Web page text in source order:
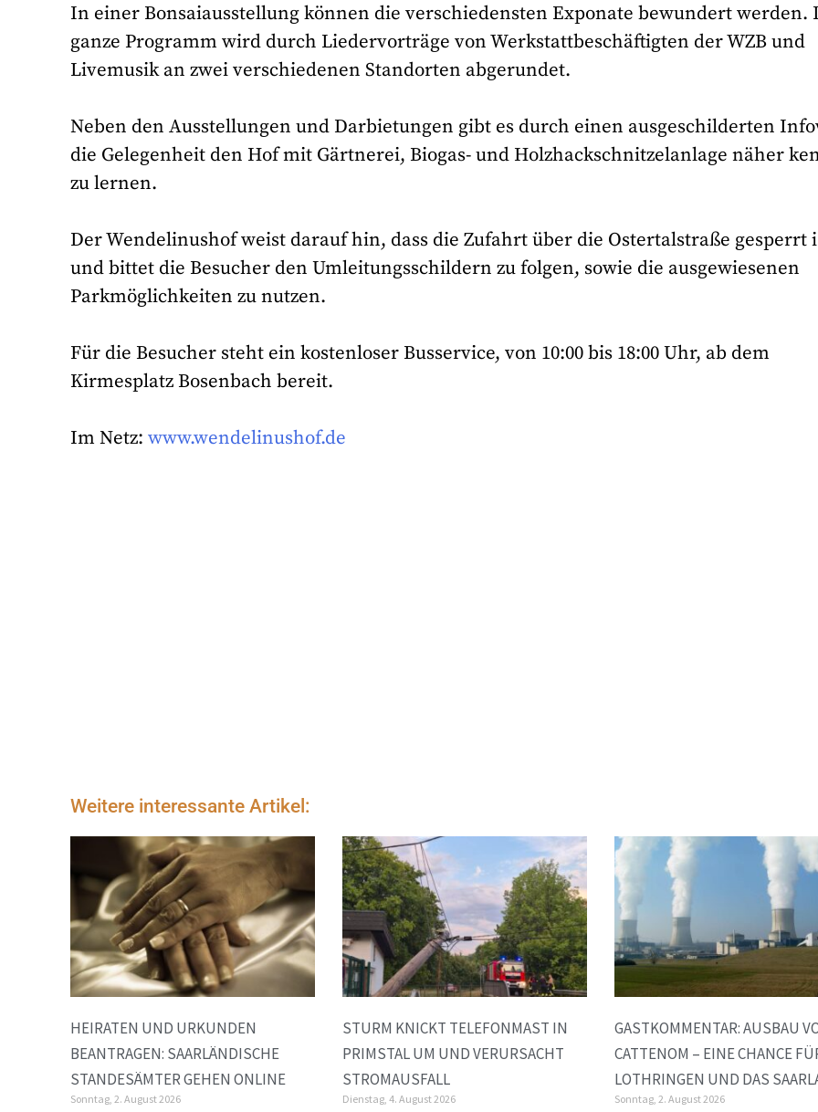
In einer Bonsaiausstellung können die verschiedensten Exponate bewundert werden.
ganze Programm wird durch Liedervorträge von Werkstattbeschäftigten der WZB und
Livemusik an zwei verschiedenen Standorten abgerundet.
Neben den Ausstellungen und Darbietungen gibt es durch einen ausgeschilderten
die Gelegenheit den Hof mit Gärtnerei, Biogas- und Holzhackschnitzelanlage näher
zu lernen.
Der Wendelinushof weist darauf hin, dass die Zufahrt über die Ostertalstraße gesperrt
und bittet die Besucher den Umleitungsschildern zu folgen, sowie die ausgewiesenen
Parkmöglichkeiten zu nutzen.
Für die Besucher steht ein kostenloser Busservice, von 10:00 bis 18:00 Uhr, ab dem
Kirmesplatz Bosenbach bereit.
Im Netz:www.wendelinushof.de
Weitere interessante Artikel:
HEIRATEN UND URKUNDEN
BEANTRAGEN: SAARLÄNDISCHE
STANDESÄMTER GEHEN ONLINE
Sonntag, 2. August 2026
STURM KNICKT TELEFONMAST IN
PRIMSTAL UM UND VERURSACHT
STROMAUSFALL
Dienstag, 4. August 2026
GASTKOMMENTAR: AUSBAU
CATTENOM – EINE CHANCE
LOTHRINGEN UND DAS
Sonntag, 2. August 2026